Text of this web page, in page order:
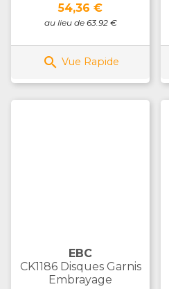
Prix
54,36 €
au lieu de 63.92 €
 Vue Rapide
EBC
CK1186 Disques Garnis
Embrayage